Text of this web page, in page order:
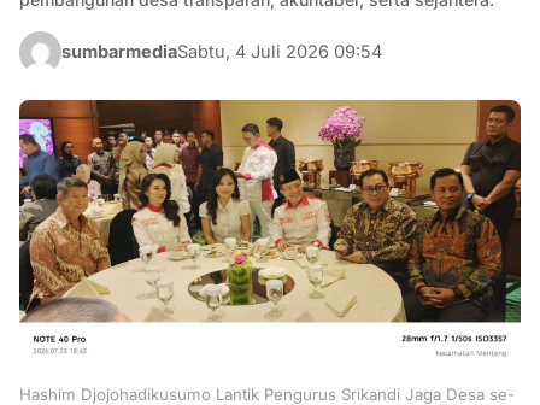
sumbarmediaSabtu, 4 Juli 2026 09:54
Hashim Djojohadikusumo Lantik Pengurus Srikandi Jaga Desa se-